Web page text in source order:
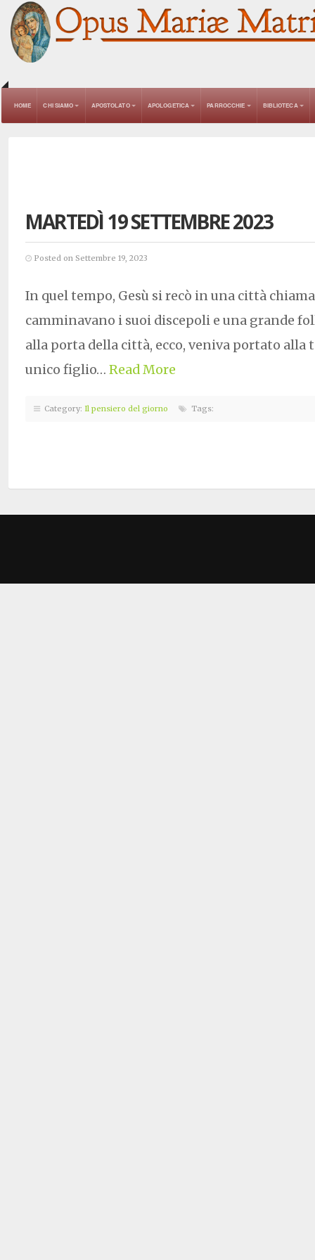
HOME CHI SIAMO APOSTOLATO APOLOGETICA PARROCCHIE BIBLIOTECA
MARTEDÌ 19 SETTEMBRE 2023
Posted on Settembre 19, 2023
In quel tempo, Gesù si recò in una città
camminavano i suoi discepoli e una grande
alla porta della città, ecco, veniva portato alla
unico figlio… Read More
Category: Il pensiero del giorno Tags: